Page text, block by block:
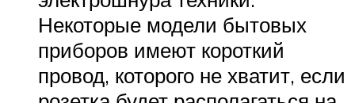
Некоторые модели бытовых
приборов имеют короткий
провод, которого не хватит, если